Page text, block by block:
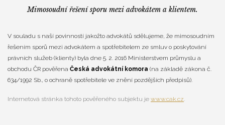
Spor s advokátem
Mgr. Alena Gajdošová, LL. M.
Mgr. Ján Gajdoš, LL. M.
Mimosoudní řešení sporu mezi advokátem a klientem.
V souladu s naší povinností jakožto advokátů sdělujeme, že mimosoudním
řešením sporů mezi advokátem a spotřebitelem ze smluv o poskytování
právních služeb (klienty) byla dne 5. 2. 2016 Ministerstvem průmyslu a
obchodu ČR pověřena Česká advokátní komora (na základě zákona č.
634/1992 Sb., o ochraně spotřebitele ve znění pozdějších předpisů).
Internetová stránka tohoto pověřeného subjektu je www.cak.cz.